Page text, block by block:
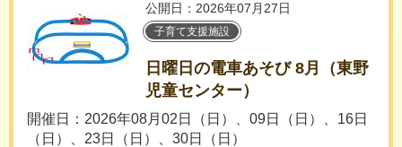
公開日：2026年07月27日
子育て支援施設
日曜日の電車あそび 8月（東野
児童センター）
開催日：2026年08月02日（日）、09日（日）、16日
（日）、23日（日）、30日（日）